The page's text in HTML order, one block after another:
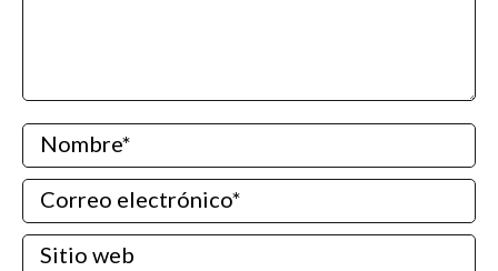
Nombre *
Correo electrónico *
Sitio web